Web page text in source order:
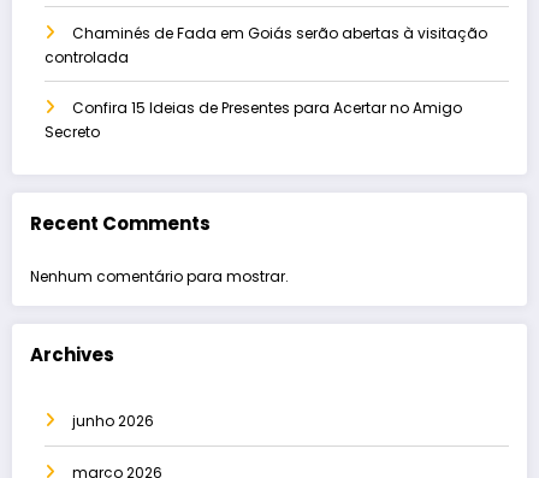
Chaminés de Fada em Goiás serão abertas à visitação
controlada
Confira 15 Ideias de Presentes para Acertar no Amigo
Secreto
Recent Comments
Nenhum comentário para mostrar.
Archives
junho 2026
março 2026